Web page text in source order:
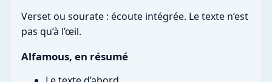
Verset ou sourate : écoute intégrée. Le texte n’est
pas qu’à l’œil.
Alfamous, en résumé